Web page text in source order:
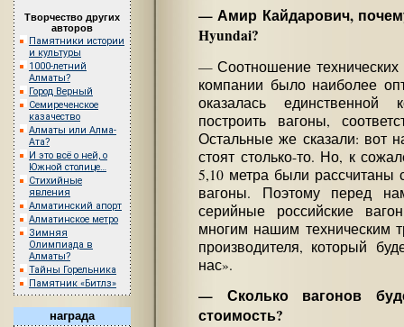
Творчество других
авторов
Памятники истории
и культуры
1000-летний
Алматы?
Город Верный
Семиреченское
казачество
Алматы или Алма-
Ата?
И это всё о ней, о
Южной столице…
Стихийные
явления
Алматинский апорт
Алматинское метро
Зимняя
Олимпиада в
Алматы?
Тайны Горельника
Памятник «Битлз»
награда
— Амир Кайдарович,
Hyundai?
— Соотношение технических
компании было наиболее
оказалась единственной
построить вагоны,
Остальные же сказали: вот
стоят столько-то. Но, к
5,10 метра были рассчитаны
вагоны. Поэтому перед
серийные российские
многим нашим техническим
производителя, который
нас».
— Сколько вагонов
стоимость?